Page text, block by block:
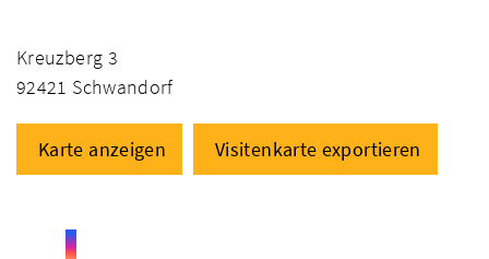
Kreuzberg 3
92421 Schwandorf
Karte anzeigen Visitenkarte exportieren